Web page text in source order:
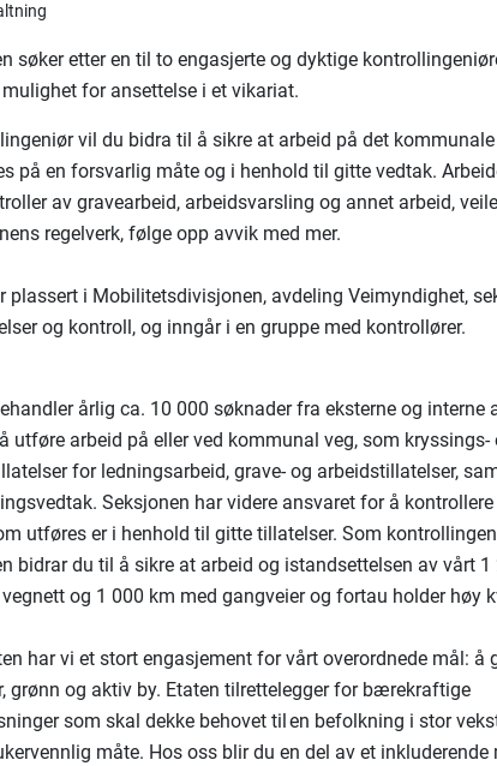
søker etter en til to engasjerte og dyktige
for ansettelse i et vikariat.
vil du bidra til å sikre at arbeid på det
på en forsvarlig måte og i henhold til gitte vedtak.
av gravearbeid, arbeidsvarsling og annet arbeid,
regelverk, følge opp avvik med mer.
plassert i Mobilitetsdivisjonen, avdeling Veimyndighet,
og kontroll, og inngår i en gruppe med kontrollører.
årlig ca. 10 000 søknader fra eksterne og interne
utføre arbeid på eller ved kommunal veg, som kryssings-
for ledningsarbeid, grave- og arbeidstillatelser,
Seksjonen har videre ansvaret for å
utføres er i henhold til gitte tillatelser. Som
bidrar du til å sikre at arbeid og istandsettelsen av vårt 1
og 1 000 km med gangveier og fortau holder høy
har vi et stort engasjement for vårt overordnede mål: å
grønn og aktiv by. Etaten tilrettelegger for bærekraftige
som skal dekke behovet til en befolkning i stor
måte. Hos oss blir du en del av et